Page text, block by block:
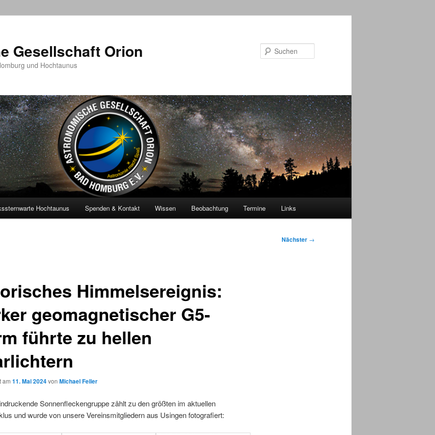
Gesellschaft Orion
und Hochtaunus
Hochtaunus Spenden & Kontakt Wissen Beobachtung Termine Links
Nächster →
Himmelsereignis:
geomagnetischer G5-
führte zu hellen
am 11. Mai 2024von Michael Feiler
Sonnenfleckengruppe zählt zu den größten im aktuellen
und wurde von unsere Vereinsmitgliedern aus Usingen fotografiert: